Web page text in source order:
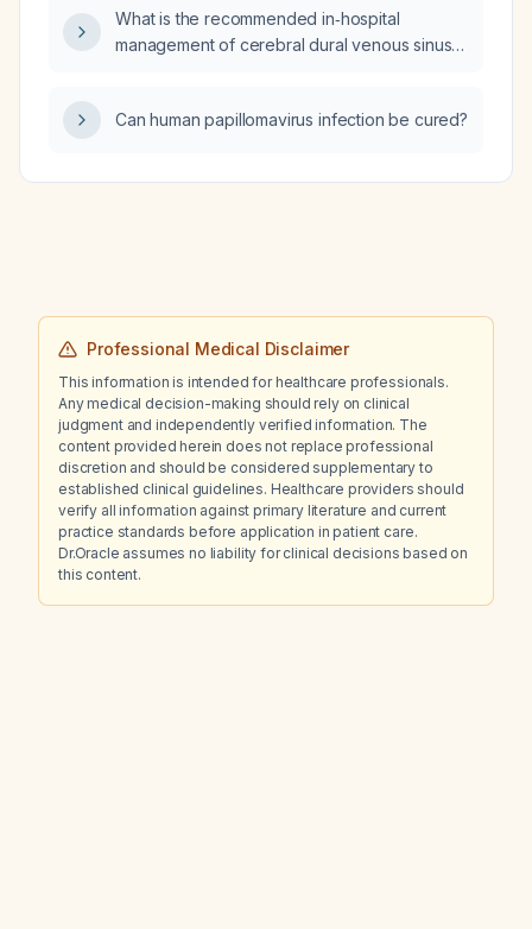
management?
What is the recommended in‑hospital
management of cerebral dural venous sinus
Can human papillomavirus infection be cured?
Professional Medical Disclaimer
This information is intended for healthcare professionals.
Any medical decision-making should rely on clinical
judgment and independently verified information. The
content provided herein does not replace professional
discretion and should be considered supplementary to
established clinical guidelines. Healthcare providers should
verify all information against primary literature and current
practice standards before application in patient care.
Dr.Oracle assumes no liability for clinical decisions based on
this content.